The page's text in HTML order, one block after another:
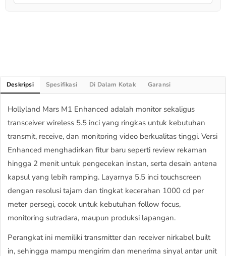
Deskripsi Spesifikasi Di Dalam Kotak Garansi
Hollyland Mars M1 Enhanced adalah monitor sekaligus
transceiver wireless 5.5 inci yang ringkas untuk kebutuhan
transmit, receive, dan monitoring video berkualitas tinggi. Versi
Enhanced menghadirkan fitur baru seperti review rekaman
hingga 2 menit untuk pengecekan instan, serta desain antena
kapsul yang lebih ramping. Layarnya 5.5 inci touchscreen
dengan resolusi tajam dan tingkat kecerahan 1000 cd per
meter persegi, cocok untuk kebutuhan follow focus,
monitoring sutradara, maupun produksi lapangan.
Perangkat ini memiliki transmitter dan receiver nirkabel built
in, sehingga mampu mengirim dan menerima sinyal antar unit